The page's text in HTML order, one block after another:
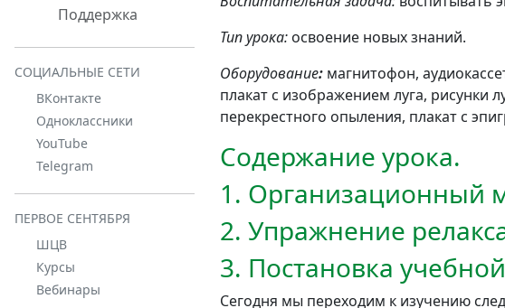
Поддержка
СОЦИАЛЬНЫЕ СЕТИ
ВКонтакте
Одноклассники
YouTube
Telegram
ПЕРВОЕ СЕНТЯБРЯ
ШЦВ
Курсы
Вебинары
Тип урока: освоение новых знаний.
Оборудование: магнитофон,
плакат с изображением луга, рисунки
перекрестного опыления, плакат с
Содержание урока.
1. Организационный
2. Упражнение
3. Постановка
Сегодня мы переходим к изучению